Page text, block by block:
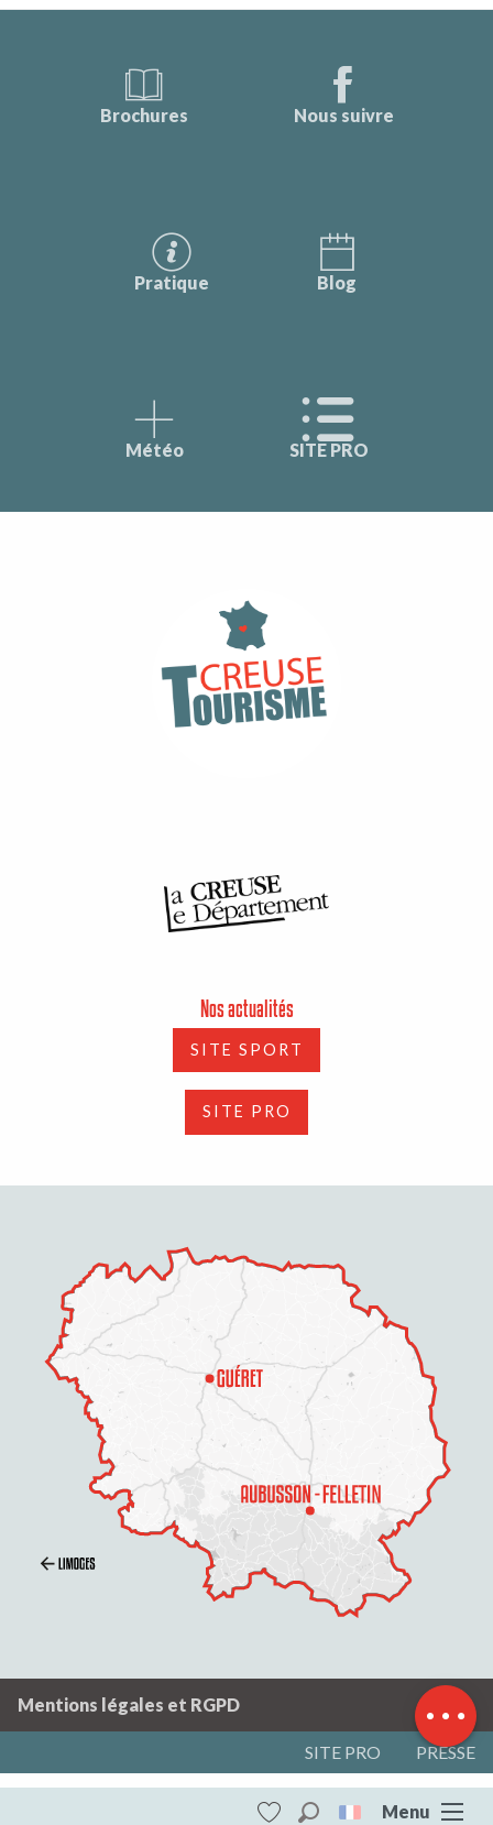
Menu
Description
Prestations
Tarifs
Brochures Nous suivre
Pratique Blog
Météo SITE PRO
Nos actualités
SITE SPORT
SITE PRO
Mentions légales et RGPD
SITE PRO PRESSE